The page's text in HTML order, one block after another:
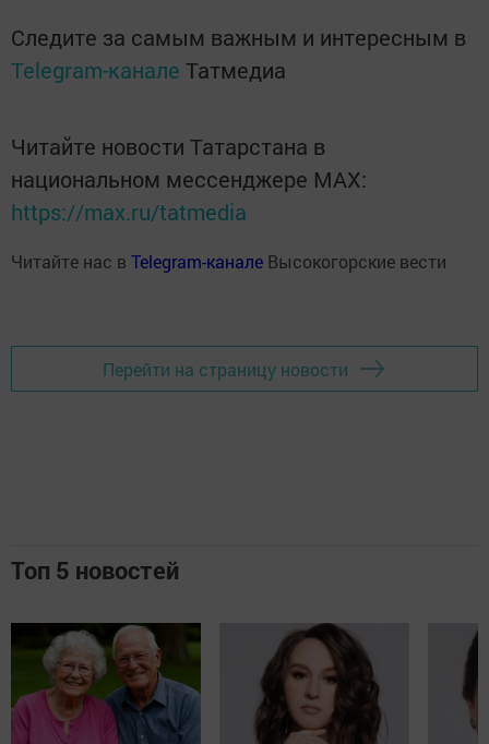
Следите за самым важным и интересным в
Telegram-канале Татмедиа
Читайте новости Татарстана в
национальном мессенджере MАХ:
https://max.ru/tatmedia
Читайте нас в Telegram-канале Высокогорские вести
Перейти на страницу новости
Топ 5 новостей